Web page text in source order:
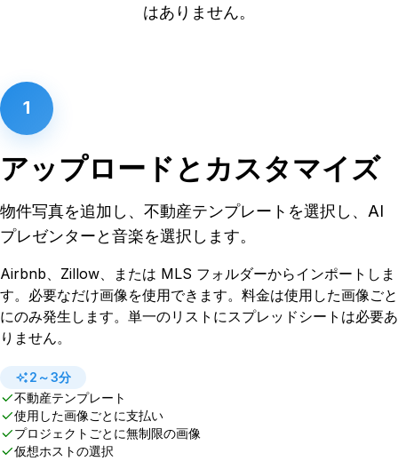
はありません。
1
アップロードとカスタマイズ
物件写真を追加し、不動産テンプレートを選択し、AI
プレゼンターと音楽を選択します。
Airbnb、Zillow、または MLS フォルダーからインポートしま
す。必要なだけ画像を使用できます。料金は使用した画像ごと
にのみ発生します。単一のリストにスプレッドシートは必要あ
りません。
2～3分
不動産テンプレート
使用した画像ごとに支払い
プロジェクトごとに無制限の画像
仮想ホストの選択